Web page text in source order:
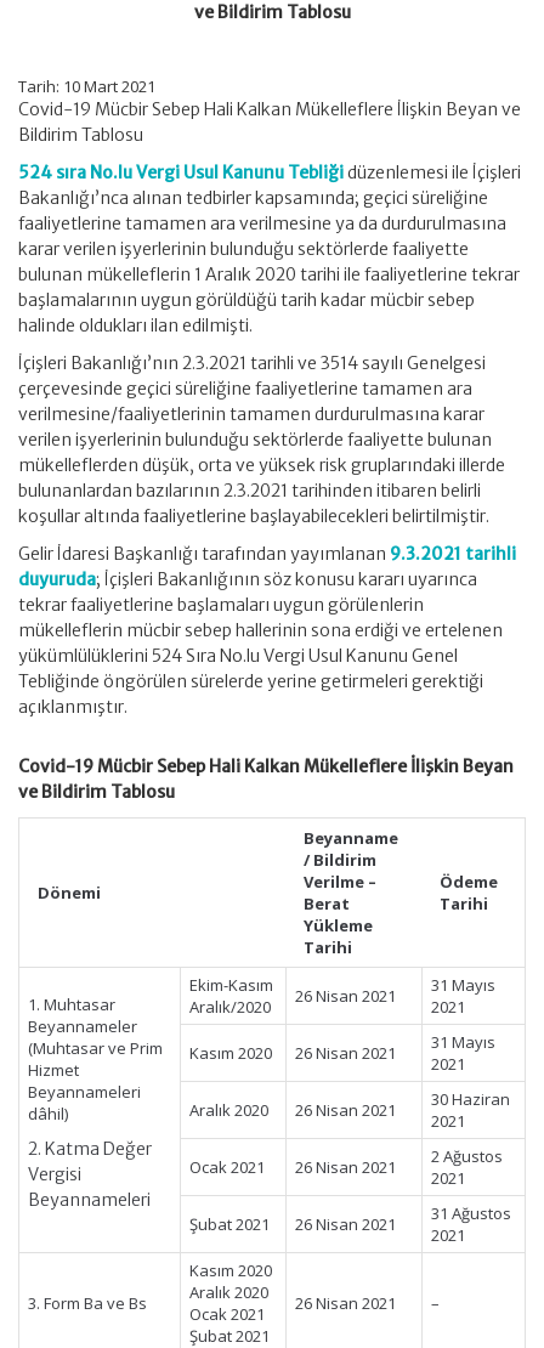
ve Bildirim Tablosu
Tarih: 10 Mart 2021
Covid-19 Mücbir Sebep Hali Kalkan Mükelleflere İlişkin Beyan ve
Bildirim Tablosu
524 sıra No.lu Vergi Usul Kanunu Tebliğidüzenlemesi ile İçişleri
Bakanlığı’nca alınan tedbirler kapsamında; geçici süreliğine
faaliyetlerine tamamen ara verilmesine ya da durdurulmasına
karar verilen işyerlerinin bulunduğu sektörlerde faaliyette
bulunan mükelleflerin 1 Aralık 2020 tarihi ile faaliyetlerine tekrar
başlamalarının uygun görüldüğü tarih kadar mücbir sebep
halinde oldukları ilan edilmişti.
İçişleri Bakanlığı’nın 2.3.2021 tarihli ve 3514 sayılı Genelgesi
çerçevesinde geçici süreliğine faaliyetlerine tamamen ara
verilmesine/faaliyetlerinin tamamen durdurulmasına karar
verilen işyerlerinin bulunduğu sektörlerde faaliyette bulunan
mükelleflerden düşük, orta ve yüksek risk gruplarındaki illerde
bulunanlardan bazılarının 2.3.2021 tarihinden itibaren belirli
koşullar altında faaliyetlerine başlayabilecekleri belirtilmiştir.
Gelir İdaresi Başkanlığı tarafından yayımlanan 9.3.2021 tarihli
duyuruda; İçişleri Bakanlığının söz konusu kararı uyarınca
tekrar faaliyetlerine başlamaları uygun görülenlerin
mükelleflerin mücbir sebep hallerinin sona erdiği ve ertelenen
yükümlülüklerini 524 Sıra No.lu Vergi Usul Kanunu Genel
Tebliğinde öngörülen sürelerde yerine getirmeleri gerektiği
açıklanmıştır.
Covid-19 Mücbir Sebep Hali Kalkan Mükelleflere İlişkin Beyan
ve Bildirim Tablosu
Dönemi
Beyanname
/ Bildirim
Verilme –
Berat
Yükleme
Tarihi
Ödeme
Tarihi
1. Muhtasar
Beyannameler
(Muhtasar ve Prim
Hizmet
Beyannameleri
dâhil)
2. Katma Değer
Vergisi
Beyannameleri
Ekim-Kasım
Aralık/2020
26 Nisan 2021
31 Mayıs
2021
Kasım 2020 26 Nisan 2021
31 Mayıs
2021
Aralık 2020 26 Nisan 2021
30 Haziran
2021
Ocak 2021 26 Nisan 2021
2 Ağustos
2021
Şubat 2021 26 Nisan 2021
31 Ağustos
2021
3. Form Ba ve Bs
Kasım 2020
Aralık 2020
Ocak 2021
Şubat 2021
26 Nisan 2021 –